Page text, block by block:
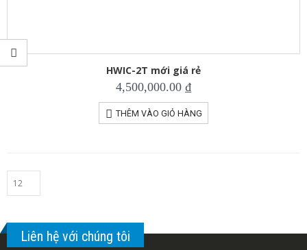
HWIC-2T mới giá rẻ
4,500,000.00 ₫
THÊM VÀO GIỎ HÀNG
Liên hệ với chúng tôi